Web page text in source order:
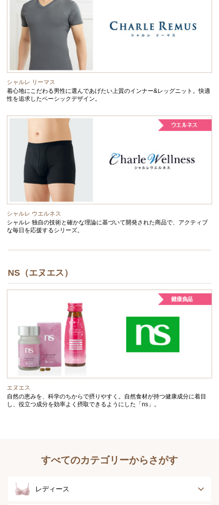
シャルレ リーマス
着心地にこだわる男性に選んであげたい上質のインナー&レッグニット。快適
性を追求したベーシックデザイン。
シャルレ ウエルネス
シャルレ 独自の技術と確かな理論に基づいて開発された商品で、アクティブ
な毎日を応援するシリーズ。
NS（エヌエス）
エヌエス
自然の恵みを、科学のちからで摂りやすく。自然食材が持つ健康成分に着目
し、役立つ成分を効率よく摂取できるようにした「ns」。
すべてのカテゴリーからさがす
レディース